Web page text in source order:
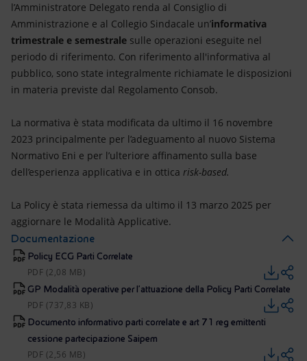
l’Amministratore Delegato renda al Consiglio di
Amministrazione e al Collegio Sindacale un’informativa
trimestrale e semestrale sulle operazioni eseguite nel
periodo di riferimento. Con riferimento all'informativa al
pubblico, sono state integralmente richiamate le disposizioni
in materia previste dal Regolamento Consob.
La normativa è stata modificata da ultimo il 16 novembre
2023 principalmente per l’adeguamento al nuovo Sistema
Normativo Eni e per l’ulteriore affinamento sulla base
dell’esperienza applicativa e in ottica risk-based.
La Policy è stata riemessa da ultimo il 13 marzo 2025 per
aggiornare le Modalità Applicative.
Documentazione
Policy ECG Parti Correlate
PDF (2,08 MB)
GP Modalità operative per l'attuazione della Policy Parti Correlate
PDF (737,83 KB)
Documento informativo parti correlate e art 71 reg emittenti
cessione partecipazione Saipem
PDF (2,56 MB)